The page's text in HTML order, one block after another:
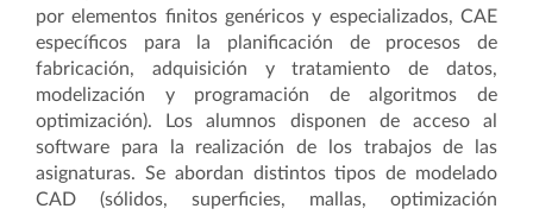
por elementos finitos genéricos y especializados, CAE
específicos para la planificación de procesos de
fabricación, adquisición y tratamiento de datos,
modelización y programación de algoritmos de
optimización). Los alumnos disponen de acceso al
software para la realización de los trabajos de las
asignaturas. Se abordan distintos tipos de modelado
CAD (sólidos, superficies, mallas, optimización